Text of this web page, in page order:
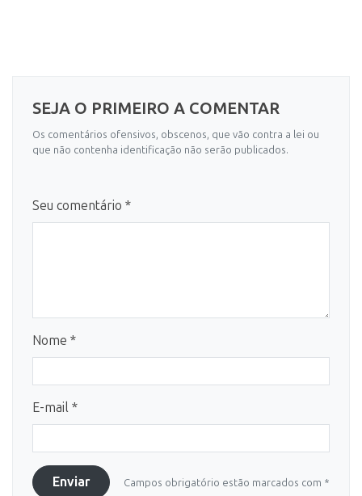
SEJA O PRIMEIRO A COMENTAR
Os comentários ofensivos, obscenos, que vão contra a lei ou
que não contenha identificação não serão publicados.
Seu comentário *
Nome *
E-mail *
Enviar Campos obrigatório estão marcados com *